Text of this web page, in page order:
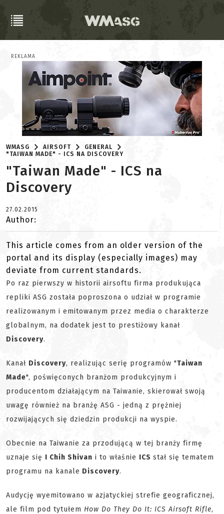
REKLAMA
WMASG AIRSOFT
GENERAL
"TAIWAN MADE" - ICS NA DISCOVERY
"Taiwan Made" - ICS na
Discovery
27.02.2015
Author:
This article comes from an older version of the
portal and its display (especially images) may
deviate from current standards.
Po raz pierwszy w historii airsoftu firma produkująca
repliki ASG została poproszona o udział w programie
realizowanym i emitowanym przez media o charakterze
globalnym, na dodatek jest to prestiżowy kanał
Discovery.
Kanał Discovery, realizując serię programów "Taiwan
Made", poświęconych branżom produkcyjnym i
producentom działającym na Taiwanie, skierował swoją
uwagę również na branżę ASG - jedną z prężniej
rozwijających się dziedzin produkcji na wyspie.
Obecnie na Taiwanie za przodującą w tej branży firmę
uznaje się I Chih Shivan i to właśnie ICS stał się tematem
programu na kanale Discovery.
Audycję wyemitowano w azjatyckiej strefie geograficznej,
ale film pod tytułem How Do They Do It: ICS Airsoft Rifle,